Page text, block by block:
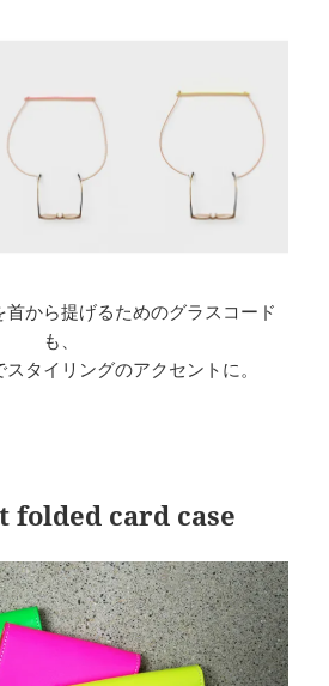
から提げるためのグラスコード
も、
タイリングのアクセントに。
folded card case